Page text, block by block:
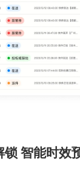
智能时效